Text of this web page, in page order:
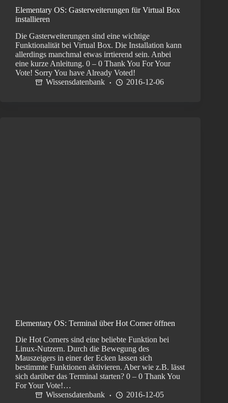
Elementary OS: Gasterweiterungen für Virtual Box
installieren
Die Gasterweiterungen sind eine wichtige
Funktionalität bei Virtual Box. Die Installation kann
allerdings manchmal etwas irrtierend sein. Anbei
eine kurze Anleitung. 0 – 0 Thank You For Your
Vote! Sorry You have Already Voted!
Wissensdatenbank
2016-12-06
Elementary OS: Terminal über Hot Corner öffnen
Die Hot Corners sind eine beliebte Funktion bei
Linux-Nutzern. Durch die Bewegung des
Mauszeigers in einer der Ecken lassen sich
bestimmte Funktionen aktivieren. Aber wie z.B. lässt
sich darüber das Terminal starten? 0 – 0 Thank You
For Your Vote!…
Wissensdatenbank
2016-12-05